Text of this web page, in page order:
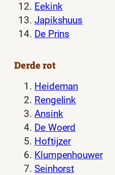
Eekink
Japikshuus
De Prins
Derde rot
Heideman
Rengelink
Ansink
De Woerd
Hoftijzer
Klumpenhouwer
Seinhorst